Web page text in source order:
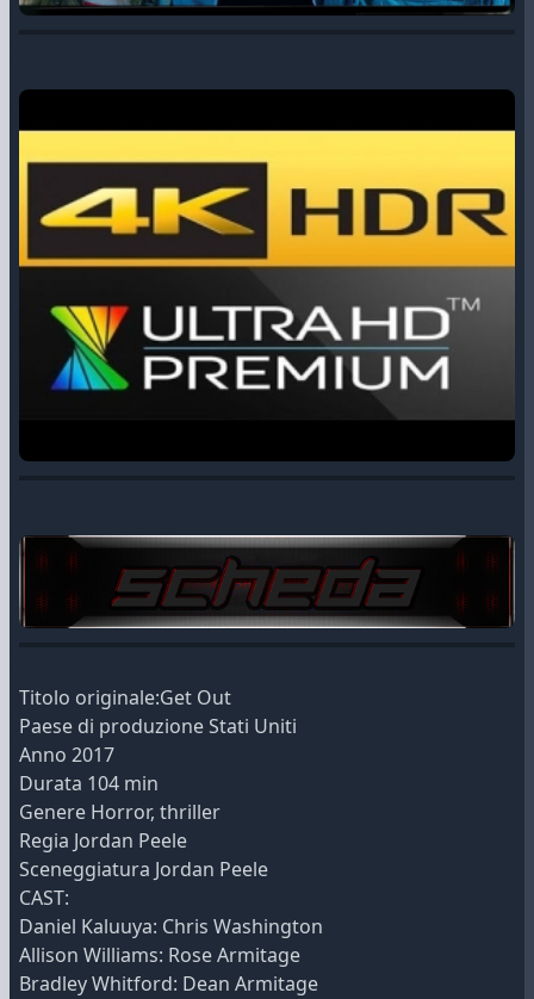
Titolo originale:Get Out
Paese di produzione Stati Uniti
Anno 2017
Durata 104 min
Genere Horror, thriller
Regia Jordan Peele
Sceneggiatura Jordan Peele
CAST:
Daniel Kaluuya: Chris Washington
Allison Williams: Rose Armitage
Bradley Whitford: Dean Armitage